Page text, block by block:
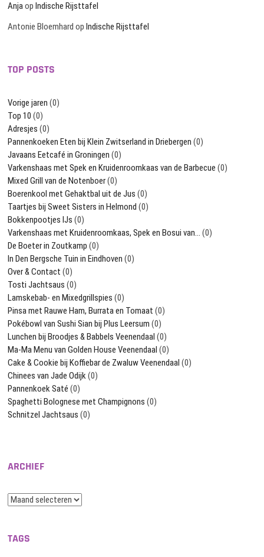
AnjaopIndische Rijsttafel
Antonie Bloemhard opIndische Rijsttafel
TOP POSTS
Vorige jaren (0)
Top 10 (0)
Adresjes (0)
Pannenkoeken Eten bij Klein Zwitserland in Driebergen (0)
Javaans Eetcafé in Groningen (0)
Varkenshaas met Spek en Kruidenroomkaas van de Barbecue (0)
Mixed Grill van de Notenboer(0)
Boerenkool met Gehaktbal uit de Jus (0)
Taartjes bij Sweet Sisters in Helmond (0)
Bokkenpootjes IJs (0)
Varkenshaas met Kruidenroomkaas, Spek en Bosui van… (0)
De Boeter in Zoutkamp (0)
In Den Bergsche Tuin in Eindhoven (0)
Over & Contact (0)
Tosti Jachtsaus (0)
Lamskebab- en Mixedgrillspies (0)
Pinsa met Rauwe Ham, Burrata en Tomaat (0)
Pokébowl van Sushi Sian bij Plus Leersum (0)
Lunchen bij Broodjes & Babbels Veenendaal (0)
Ma-Ma Menu van Golden House Veenendaal (0)
Cake & Cookie bij Koffiebar de Zwaluw Veenendaal (0)
Chinees van Jade Odijk(0)
Pannenkoek Saté (0)
Spaghetti Bolognese met Champignons (0)
Schnitzel Jachtsaus (0)
ARCHIEF
Archief
TAGS